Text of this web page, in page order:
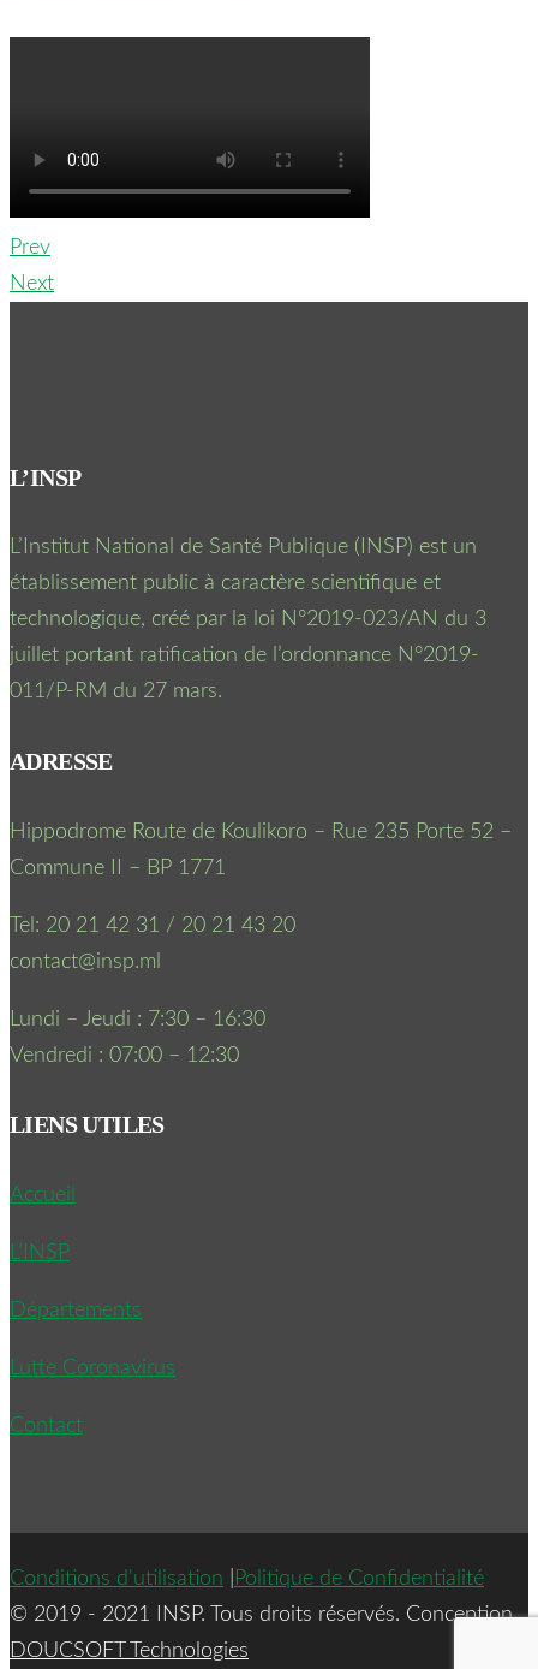
Prev
Next
L’INSP
L’Institut National de Santé Publique (INSP) est un
établissement public à caractère scientifique et
technologique, créé par la loi N°2019-023/AN du 3
juillet portant ratification de l’ordonnance N°2019-
011/P-RM du 27 mars.
ADRESSE
Hippodrome Route de Koulikoro – Rue 235 Porte 52 –
Commune II – BP 1771
Tel: 20 21 42 31 / 20 21 43 20
contact@insp.ml
Lundi – Jeudi : 7:30 – 16:30
Vendredi : 07:00 – 12:30
LIENS UTILES
Accueil
L’INSP
Départements
Lutte Coronavirus
Contact
Conditions d'utilisation
Politique de Confidentialité
© 2019 - 2021 INSP. Tous droits réservés. Conception
DOUCSOFT Technologies